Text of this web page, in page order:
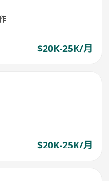
$20K-25K/月
$20K-25K/月